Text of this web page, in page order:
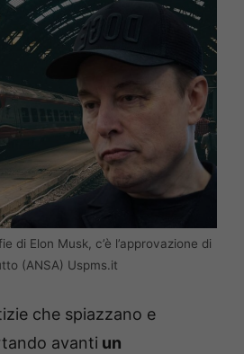
di Elon Musk, c’è l’approvazione di
(ANSA) Uspms.it
che spiazzano e
avanti un